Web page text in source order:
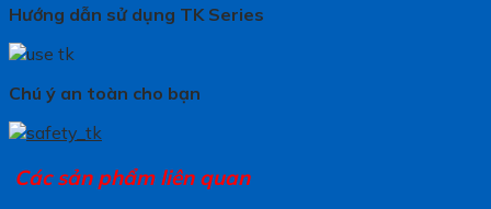
Hướng dẫn sử dụng TK Series
Chú ý an toàn cho bạn
Các sản phẩm liên quan